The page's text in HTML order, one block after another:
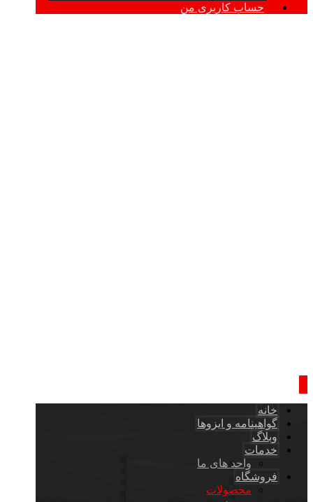
حساب کاربری من
خانه
گواهینامه و ایزوها
وبلاگ
خدمات
واحد های ما
فروشگاه
محصولات